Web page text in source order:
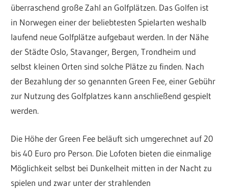
überraschend große Zahl an Golfplätzen. Das Golfen ist
in Norwegen einer der beliebtesten Spielarten weshalb
laufend neue Golfplätze aufgebaut werden. In der Nähe
der Städte Oslo, Stavanger, Bergen, Trondheim und
selbst kleinen Orten sind solche Plätze zu finden. Nach
der Bezahlung der so genannten Green Fee, einer Gebühr
zur Nutzung des Golfplatzes kann anschließend gespielt
werden.
Die Höhe der Green Fee beläuft sich umgerechnet auf 20
bis 40 Euro pro Person. Die Lofoten bieten die einmalige
Möglichkeit selbst bei Dunkelheit mitten in der Nacht zu
spielen und zwar unter der strahlenden